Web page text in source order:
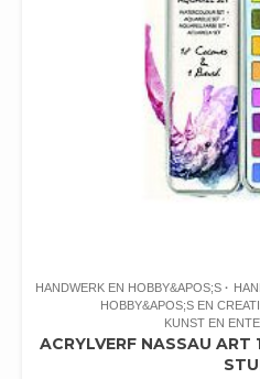
HANDWERK EN HOBBY&APOS;S
HOBBY&APOS;S EN
KUNST EN
ACRYLVERF NASSAU ART